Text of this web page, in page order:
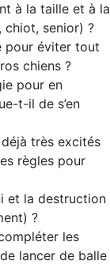
à la taille et à la
chiot, senior) ?
pour éviter tout
chiens ?
pour en
t-il de s’en
très excités
règles pour
et la destruction
?
les
lancer de balle